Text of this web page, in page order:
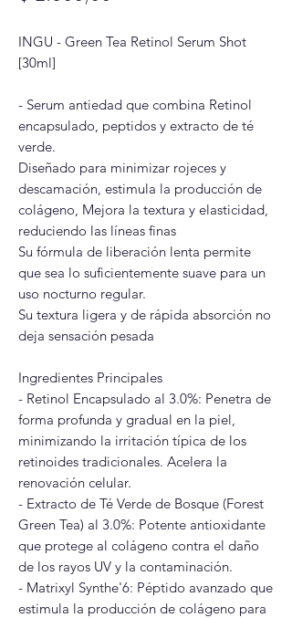
INGU - Green Tea Retinol Serum Shot
[30ml]
- Serum antiedad que combina Retinol
encapsulado, peptidos y extracto de té
verde.
Diseñado para minimizar rojeces y
descamación, estimula la producción de
colágeno, Mejora la textura y elasticidad,
reduciendo las líneas finas
Su fórmula de liberación lenta permite
que sea lo suficientemente suave para un
uso nocturno regular.
Su textura ligera y de rápida absorción no
deja sensación pesada
Ingredientes Principales
- Retinol Encapsulado al 3.0%: Penetra de
forma profunda y gradual en la piel,
minimizando la irritación típica de los
retinoides tradicionales. Acelera la
renovación celular.
- Extracto de Té Verde de Bosque (Forest
Green Tea) al 3.0%: Potente antioxidante
que protege al colágeno contra el daño
de los rayos UV y la contaminación.
- Matrixyl Synthe'6: Péptido avanzado que
estimula la producción de colágeno para